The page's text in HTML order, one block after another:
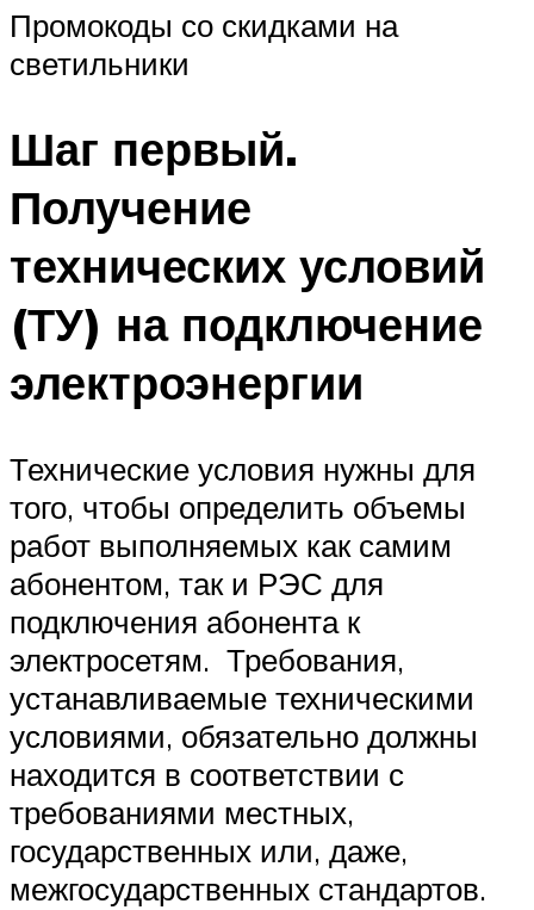
Промокоды со скидками на
светильники
Шаг первый.
Получение
технических условий
(ТУ) на подключение
электроэнергии
Технические условия нужны для
того, чтобы определить объемы
работ выполняемых как самим
абонентом, так и РЭС для
подключения абонента к
электросетям. Требования,
устанавливаемые техническими
условиями, обязательно должны
находится в соответствии с
требованиями местных,
государственных или, даже,
межгосударственных стандартов.